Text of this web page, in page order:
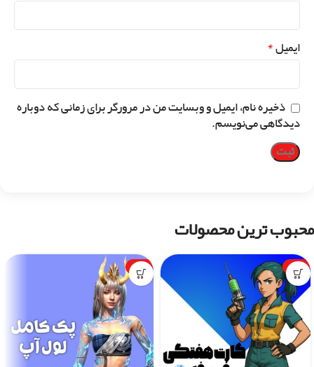
ایمیل*
ذخیره نام، ایمیل و وبسایت من در مرورگر برای زمانی که دوباره
دیدگاهی می‌نویسم.
محبوب ترین محصولات
-7%
-1%